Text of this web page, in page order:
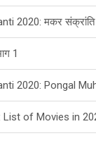
2020: मकर
1
2020: Pongal
List of Movies in